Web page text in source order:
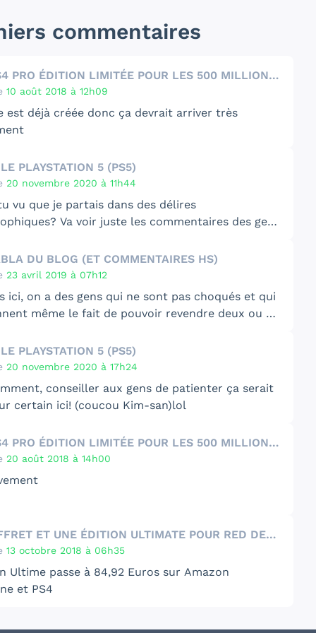
commentaires
UNE PS4 PRO ÉDITION LIMITÉE POUR LES 500 MILLIONS DE PLAYSTATION
10 août 2018 à 12h09
est déjà créée donc ça devrait arriver très
PLAYSTATION 5 (PS5)
20 novembre 2020 à 11h44
vu que je partais dans des délires
Va voir juste les commentaires des gens
qu’un peu d’attente n’a jamais tuée personne et
le day one n’était pas primordial pour le
dans mon comm?🤦‍♂️
pour les bugs, je n’ai rien inventé, j’ai juste lu le
ceux qui l’avaient déjà en main.(va voir le
de Mario par exemple, plus bas :
editioncollector.fr/collectors/consoles/playstation-
de faire ton fan boy et lis entre les lignes.
DU BLOG (ET COMMENTAIRES HS)
23 avril 2019 à 07h12
ici, on a des gens qui ne sont pas choqués et qui
même le fait de pouvoir revendre deux ou 3
en rire…ou en pleurer, c’est selon.
PLAYSTATION 5 (PS5)
20 novembre 2020 à 17h24
conseiller aux gens de patienter ça serait
certain ici! (coucou Kim-san)lol
UNE PS4 PRO ÉDITION LIMITÉE POUR LES 500 MILLIONS DE PLAYSTATION
20 août 2018 à 14h00
UN COFFRET ET UNE ÉDITION ULTIMATE POUR RED DEAD REDEMPTION II
13 octobre 2018 à 06h35
Ultime passe à 84,92 Euros sur Amazon
et PS4